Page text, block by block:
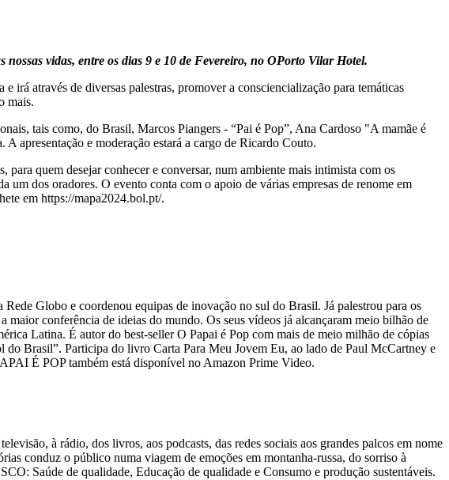
vidas, entre os dias 9 e 10 de Fevereiro, no OPorto Vilar Hotel.
através de diversas palestras, promover a consciencialização para temáticas
mais.
tais como, do Brasil, Marcos Piangers - “Pai é Pop”, Ana Cardoso "A mamãe é
apresentação e moderação estará a cargo de Ricardo Couto.
quem desejar conhecer e conversar, num ambiente mais intimista com os
dos oradores. O evento conta com o apoio de várias empresas de renome em
em https://mapa2024.bol.pt/.
Globo e coordenou equipas de inovação no sul do Brasil. Já palestrou para os
conferência de ideias do mundo. Os seus vídeos já alcançaram meio bilhão de
Latina. É autor do best-seller O Papai é Pop com mais de meio milhão de cópias
Brasil”. Participa do livro Carta Para Meu Jovem Eu, ao lado de Paul McCartney e
É POP também está disponível no Amazon Prime Video.
à rádio, dos livros, aos podcasts, das redes sociais aos grandes palcos em nome
conduz o público numa viagem de emoções em montanha-russa, do sorriso à
Saúde de qualidade, Educação de qualidade e Consumo e produção sustentáveis.